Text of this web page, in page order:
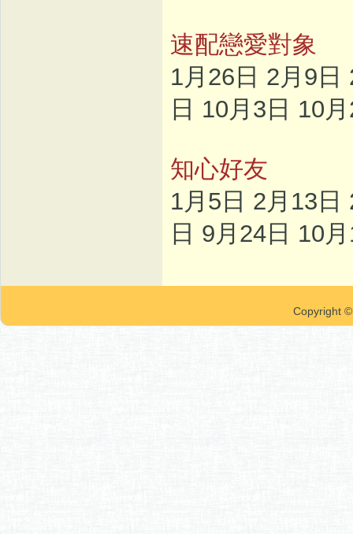
速配戀愛對象
1月26日 2月9日
日 10月3日 10
知心好友
1月5日 2月13日
日 9月24日 10
Copyright